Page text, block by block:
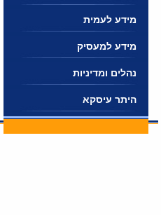
מידע לעמית
מידע למעסיק
נהלים ומדיניות
היתר עיסקא